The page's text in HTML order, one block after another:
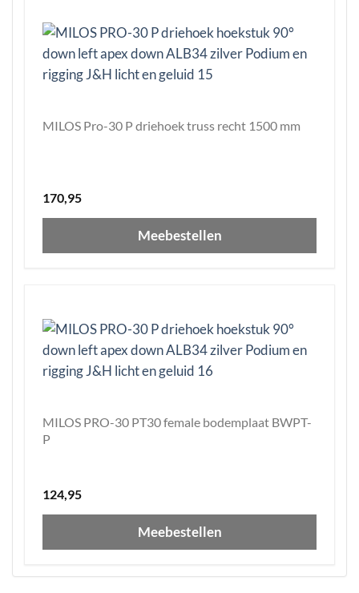
MILOS Pro-30 P driehoek truss recht 1500 mm
170,95
Meebestellen
MILOS PRO-30 PT30 female bodemplaat BWPT-
P
124,95
Meebestellen